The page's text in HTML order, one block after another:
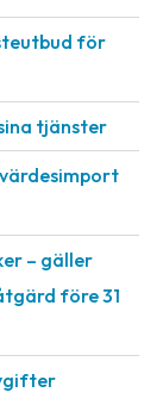
för
tjänster
– gäller
före 31